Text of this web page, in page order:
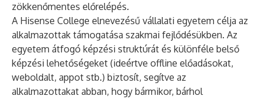
zökkenőmentes előrelépés.
A Hisense College elnevezésű vállalati egyetem célja az
alkalmazottak támogatása szakmai fejlődésükben. Az
egyetem átfogó képzési struktúrát és különféle belső
képzési lehetőségeket (ideértve offline előadásokat,
weboldalt, appot stb.) biztosít, segítve az
alkalmazottakat abban, hogy bármikor, bárhol